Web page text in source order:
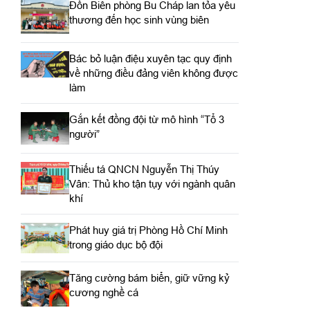
Đồn Biên phòng Bu Cháp lan tỏa yêu
thương đến học sinh vùng biên
Bác bỏ luận điệu xuyên tạc quy định
về những điều đảng viên không được
làm
Gắn kết đồng đội từ mô hình “Tổ 3
người”
Thiếu tá QNCN Nguyễn Thị Thúy
Vân: Thủ kho tận tụy với ngành quân
khí
Phát huy giá trị Phòng Hồ Chí Minh
trong giáo dục bộ đội
Tăng cường bám biển, giữ vững kỷ
cương nghề cá